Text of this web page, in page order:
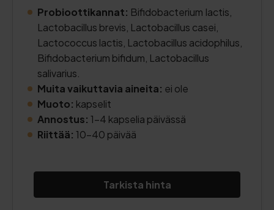
Probioottikannat: Bifidobacterium Iactis,
Lactobacillus brevis, Lactobacillus casei,
Lactococcus lactis, Lactobacillus acidophilus,
Bifidobacterium bifidum, Lactobacillus
salivarius.
Muita vaikuttavia aineita: ei ole
Muoto: kapselit
Annostus: 1-4 kapselia päivässä
Riittää: 10-40 päivää
Tarkista hinta